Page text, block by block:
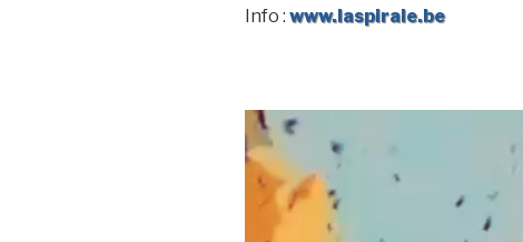
Info : www.laspirale.be